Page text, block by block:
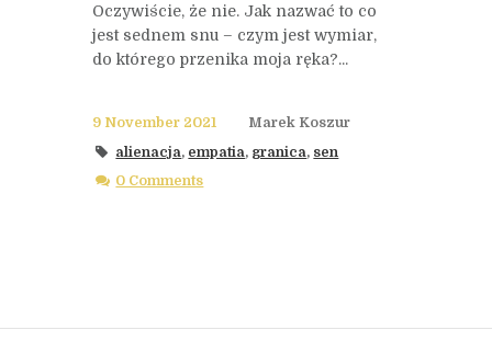
Oczywiście, że nie. Jak nazwać to co
jest sednem snu – czym jest wymiar,
do którego przenika moja ręka?...
9 November 2021
Marek Koszur
alienacja, empatia, granica, sen
0 Comments